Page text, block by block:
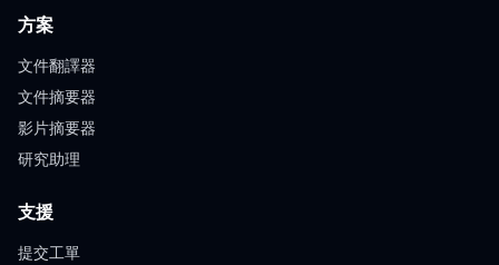
方案
文件翻譯器
文件摘要器
影片摘要器
研究助理
支援
提交工單